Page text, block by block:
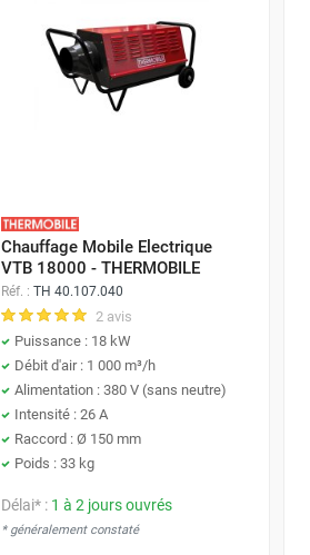
Chauffage Mobile Electrique
VTB 18000 - THERMOBILE
Réf. : TH 40.107.040
2 avis
Puissance : 18 kW
Débit d'air : 1 000 m³/h
Alimentation : 380 V (sans neutre)
Intensité : 26 A
Raccord : Ø 150 mm
Poids : 33 kg
Délai* : 1 à 2 jours ouvrés
* généralement constaté